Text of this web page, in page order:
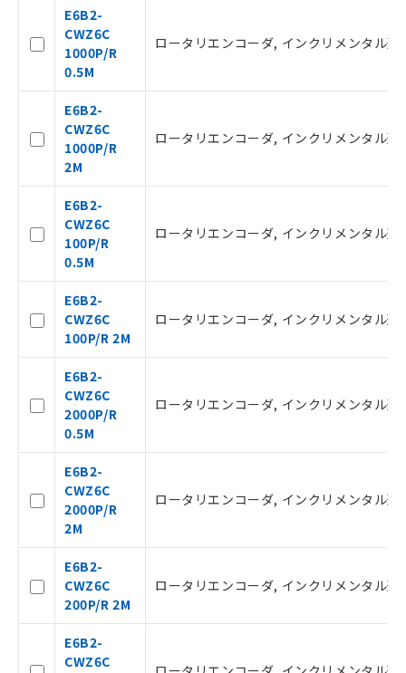
E6B2-
CWZ6C
1000P/R
0.5M
ロータリエンコーダ, インクリメンタル
E6B2-
CWZ6C
1000P/R
2M
ロータリエンコーダ, インクリメンタル
E6B2-
CWZ6C
100P/R
0.5M
ロータリエンコーダ, インクリメンタル
E6B2-
CWZ6C
100P/R 2M
ロータリエンコーダ, インクリメンタル
E6B2-
CWZ6C
2000P/R
0.5M
ロータリエンコーダ, インクリメンタル
E6B2-
CWZ6C
2000P/R
2M
ロータリエンコーダ, インクリメンタル
E6B2-
CWZ6C
200P/R 2M
ロータリエンコーダ, インクリメンタル
E6B2-
CWZ6C
ご利用条件
以下の条件をお読みいただき、同意のうえ